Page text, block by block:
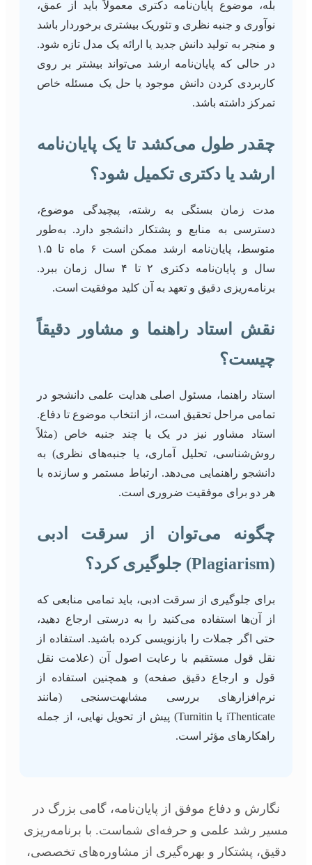
بله، موضوع پایان‌نامه دکتری معمولاً باید از عمق،
نوآوری و جنبه نظری و تئوریک بیشتری برخوردار باشد
و منجر به تولید دانش جدید یا ارائه یک مدل تازه شود.
در حالی که پایان‌نامه ارشد می‌تواند بیشتر بر روی
کاربردی کردن دانش موجود یا حل یک مسئله خاص
تمرکز داشته باشد.
چقدر طول می‌کشد تا یک پایان‌نامه
ارشد یا دکتری تکمیل شود؟
مدت زمان بستگی به رشته، پیچیدگی موضوع،
دسترسی به منابع و پشتکار دانشجو دارد. به‌طور
متوسط، پایان‌نامه ارشد ممکن است ۶ ماه تا ۱.۵
سال و پایان‌نامه دکتری ۲ تا ۴ سال زمان ببرد.
برنامه‌ریزی دقیق و تعهد به آن کلید موفقیت است.
نقش استاد راهنما و مشاور دقیقاً
چیست؟
استاد راهنما، مسئول اصلی هدایت علمی دانشجو در
تمامی مراحل تحقیق است، از انتخاب موضوع تا دفاع.
استاد مشاور نیز در یک یا چند جنبه خاص (مثلاً
روش‌شناسی، تحلیل آماری، یا جنبه‌های نظری) به
دانشجو راهنمایی می‌دهد. ارتباط مستمر و سازنده با
هر دو برای موفقیت ضروری است.
چگونه می‌توان از سرقت ادبی
(Plagiarism) جلوگیری کرد؟
برای جلوگیری از سرقت ادبی، باید تمامی منابعی که
از آن‌ها استفاده می‌کنید را به درستی ارجاع دهید،
حتی اگر جملات را بازنویسی کرده باشید. استفاده از
نقل قول مستقیم با رعایت اصول آن (علامت نقل
قول و ارجاع دقیق صفحه) و همچنین استفاده از
نرم‌افزارهای بررسی مشابهت‌سنجی (مانند
iThenticate یا Turnitin) پیش از تحویل نهایی، از جمله
راهکارهای مؤثر است.
نگارش و دفاع موفق از پایان‌نامه، گامی بزرگ در
مسیر رشد علمی و حرفه‌ای شماست. با برنامه‌ریزی
دقیق، پشتکار و بهره‌گیری از مشاوره‌های تخصصی،